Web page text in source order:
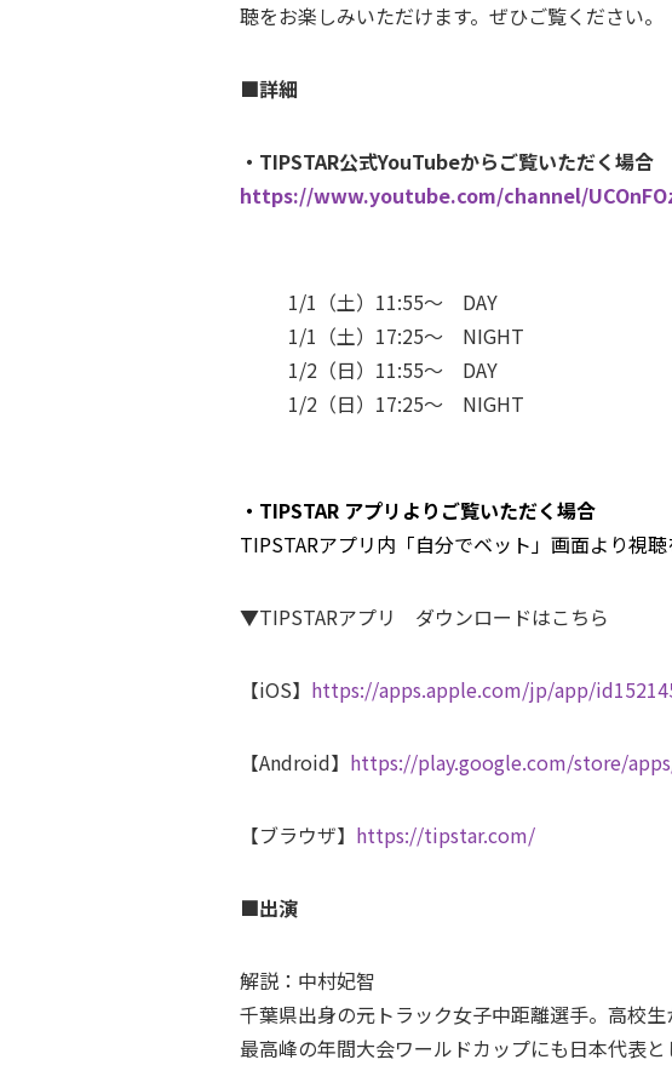
聴をお楽しみいただけます。ぜひご覧ください。
■詳細
・TIPSTAR公式YouTubeからご覧いただく場合
https://www.youtube.com/channel/
1/1（土）11:55〜 DAY
1/1（土）17:25〜 NIGHT
1/2（日）11:55〜 DAY
1/2（日）17:25〜 NIGHT
・TIPSTAR アプリよりご覧いただく場合
TIPSTARアプリ内「自分でベット」画面より視聴
▼TIPSTARアプリ ダウンロードはこちら
【iOS】 https://apps.apple.com/jp/app/
【Android】 https://play.google.com/store/
【ブラウザ】 https://tipstar.com/
■出演
解説：中村妃智
千葉県出身の元トラック女子中距離選手。高校
最高峰の年間大会ワールドカップにも日本代表